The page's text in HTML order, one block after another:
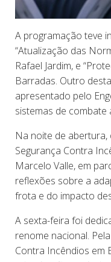
A programação teve
“Atualização das
Rafael Jardim, e
Barradas. Outro
apresentado pelo
sistemas de
Na noite de
Segurança Contra
Marcelo Valle, em
reflexões sobre a
frota e do impacto
A sexta-feira foi
renome nacional.
Contra Incêndios em